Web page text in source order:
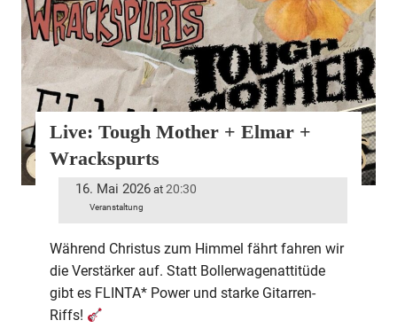
Live: Tough Mother + Elmar +
Wrackspurts
16. Mai 2026 at 20:30
Veranstaltung
Während Christus zum Himmel fährt fahren wir
die Verstärker auf. Statt Bollerwagenattitüde
gibt es FLINTA* Power und starke Gitarren-
Riffs!